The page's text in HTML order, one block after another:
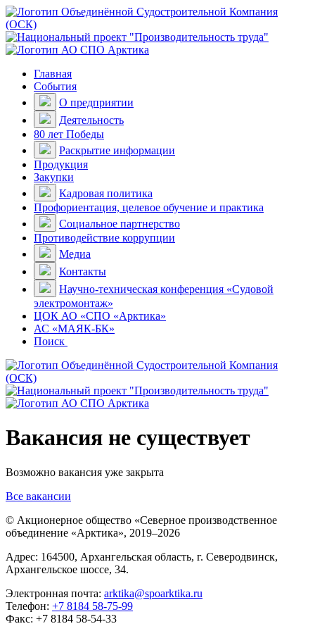
Главная
События
О предприятии
Деятельность
80 лет Победы
Раскрытие информации
Продукция
Закупки
Кадровая политика
Профориентация, целевое обучение и практика
Социальное партнерство
Противодействие коррупции
Медиа
Контакты
Научно-техническая конференция «Судовой
электромонтаж»
ЦОК АО «СПО «Арктика»
АС «МАЯК-БК»
Поиск
Вакансия не существует
Возможно вакансия уже закрыта
Все вакансии
© Акционерное общество «Северное производственное
объединение «Арктика», 2019–2026
Адрес: 164500, Архангельская область, г. Северодвинск,
Архангельское шоссе, 34.
Электронная почта: arktika@spoarktika.ru
Телефон: +7 8184 58-75-99
Факс: +7 8184 58-54-33